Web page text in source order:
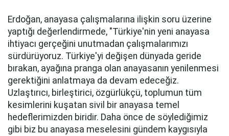
Erdoğan, anayasa çalışmalarına ilişkin soru üzerine
yaptığı değerlendirmede, "Türkiye'nin yeni anayasa
ihtiyacı gerçeğini unutmadan çalışmalarımızı
sürdürüyoruz. Türkiye'yi değişen dünyada geride
bırakan, ayağına pranga olan anayasanın yenilenmesi
gerektiğini anlatmaya da devam edeceğiz.
Uzlaştırıcı, birleştirici, özgürlükçü, toplumun tüm
kesimlerini kuşatan sivil bir anayasa temel
hedeflerimizden biridir. Daha önce de söylediğimiz
gibi biz bu anayasa meselesini gündem kaygısıyla